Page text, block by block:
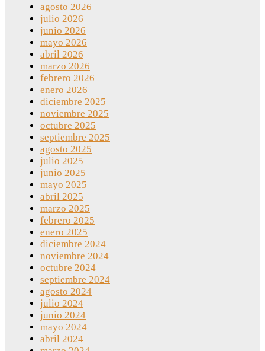
agosto 2026
julio 2026
junio 2026
mayo 2026
abril 2026
marzo 2026
febrero 2026
enero 2026
diciembre 2025
noviembre 2025
octubre 2025
septiembre 2025
agosto 2025
julio 2025
junio 2025
mayo 2025
abril 2025
marzo 2025
febrero 2025
enero 2025
diciembre 2024
noviembre 2024
octubre 2024
septiembre 2024
agosto 2024
julio 2024
junio 2024
mayo 2024
abril 2024